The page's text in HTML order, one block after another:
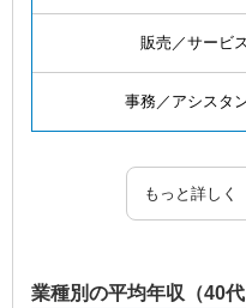
販売／サービ
事務／アシスタ
もっと詳しく
業種別の平均年収（40代